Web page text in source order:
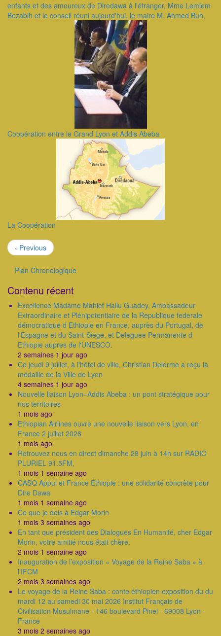
enfants et des amoureux de Diredawa à l'étranger, Mme Lemlem
Bezabih et le conseil réuni aujourd'hui, le maire M. Ahmed Buh,
Coopération entre le Grand Lyon et Addis Abeba
La Coopération
Pagination
Page
précédente
‹ Previous
Plan Chronologique
Contenu récent
Excellence Madame Mahlet Hailu Guadey, Ambassadeur
Extraordinaire et Plénipotentiaire de la Republique federale
démocratique d Ethiopie en France, auprès du Portugal, de
l'Espagne et du Saint-Siege, et Deleguee Permanente d
Ethiopie aupres de l'UNESCO.
2 semaines 1 jour ago
Ce jeudi 9 juillet, à l'hôtel de ville, Christian Delorme a reçu la
médaille de la Ville de Lyon
4 semaines 1 jour ago
Nouvelle liaison Lyon–Addis Abeba : un pont stratégique pour
nos territoires
1 mois ago
Ethiopian Airlines ouvre une nouvelle liaison vers Lyon, en
France 2 juillet 2026
1 mois ago
Retrouvez nous en direct dimanche 28 juin à 14h sur RADIO
PLURIEL 91.5FM,
1 mois 1 semaine ago
CASQ Appui et France Éthiopie : une solidarité concrète pour
Dire Dawa
1 mois 1 semaine ago
Ce que je dois à Edgar Morin
1 mois 3 semaines ago
En tant que président des Dialogues En Humanité, cher Edgar
Morin, votre amitié nous était chère.
2 mois 1 semaine ago
Inauguration de l’exposition « Voyage de la Reine Saba » à
l’IFCM
2 mois 3 semaines ago
Le voyage de la Reine Saba : conte éthiopien exposition du du
mardi 12 au samedi 30 mai 2026 Institut Français de
Civilisation Musulmane - 146 boulevard Pinel - 69008 Lyon -
France
3 mois 2 semaines ago